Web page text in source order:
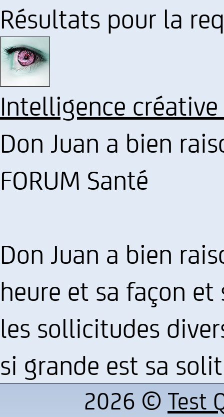
Résultats pour la
Intelligence
Don Juan a bien
FORUM Santé
Don Juan a bien
heure et sa façon
les sollicitudes
si grande est sa
2026 © Test